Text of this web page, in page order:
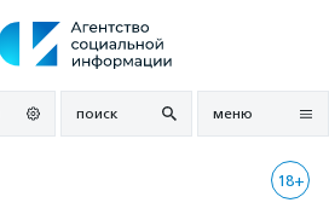
поиск меню
18+